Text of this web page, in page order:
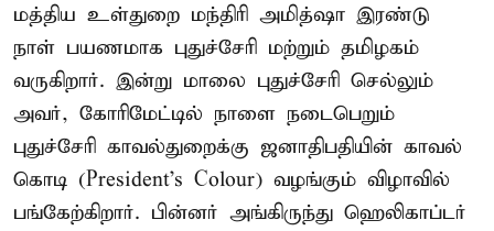
மத்திய உள்துறை மந்திரி அமித்ஷா இரண்டு
நாள் பயணமாக புதுச்சேரி மற்றும் தமிழகம்
வருகிறார். இன்று மாலை புதுச்சேரி செல்லும்
அவர், கோரிமேட்டில் நாளை நடைபெறும்
புதுச்சேரி காவல்துறைக்கு ஜனாதிபதியின் காவல்
கொடி (President's Colour) வழங்கும் விழாவில்
பங்கேற்கிறார். பின்னர் அங்கிருந்து ஹெலிகாப்டர்